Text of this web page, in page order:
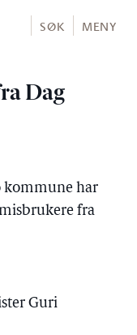
SØK MENY
Dag
kommune har
fra
Guri